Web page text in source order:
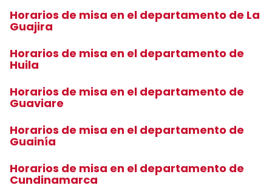
Horarios de misa en el departamento de La
Guajira
Horarios de misa en el departamento de
Huila
Horarios de misa en el departamento de
Guaviare
Horarios de misa en el departamento de
Guainía
Horarios de misa en el departamento de
Cundinamarca